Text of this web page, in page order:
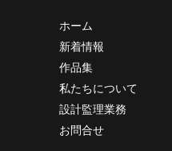
ホーム
新着情報
作品集
私たちについて
設計監理業務
お問合せ